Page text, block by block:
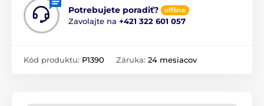
Potrebujete poradiť? offline
Zavolajte na +421 322 601 057
Kód produktu: P1390 Záruka: 24 mesiacov